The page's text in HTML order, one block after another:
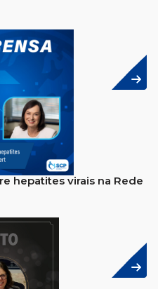
hepatites virais na Rede